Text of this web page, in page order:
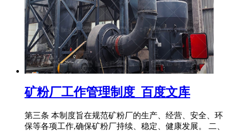
矿粉厂工作管理制度_百度文库
第三条 本制度旨在规范矿粉厂的生产、经营、安全、环
保等各项工作,确保矿粉厂持续、稳定、健康发展。 二、